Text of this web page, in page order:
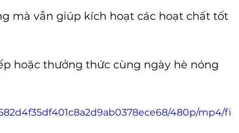
mà vẫn giúp kích hoạt các hoạt chất tốt
hoặc thưởng thức cùng ngày hè nóng
480p/mp4/fi